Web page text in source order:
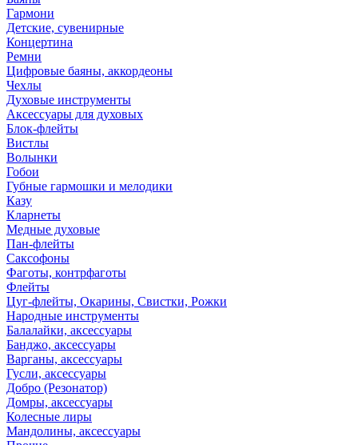
Гармони
Детские, сувенирные
Концертина
Ремни
Цифровые баяны, аккордеоны
Чехлы
Духовые инструменты
Аксессуары для духовых
Блок-флейты
Вистлы
Волынки
Гобои
Губные гармошки и мелодики
Казу
Кларнеты
Медные духовые
Пан-флейты
Саксофоны
Фаготы, контрфаготы
Флейты
Цуг-флейты, Окарины, Свистки, Рожки
Народные инструменты
Балалайки, аксессуары
Банджо, аксессуары
Варганы, аксессуары
Гусли, аксессуары
Добро (Резонатор)
Домры, аксессуары
Колесные лиры
Мандолины, аксессуары